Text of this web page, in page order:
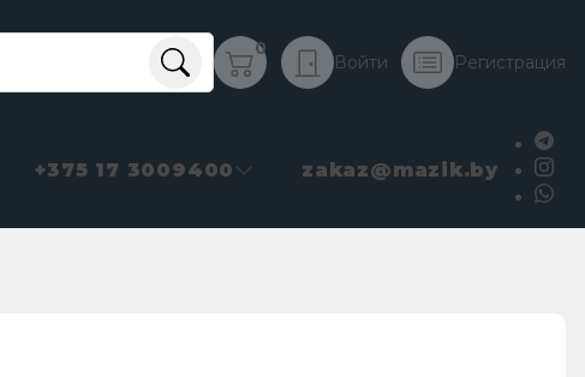
0
Войти Регистрация
+375 17 3009400 zakaz@mazik.by